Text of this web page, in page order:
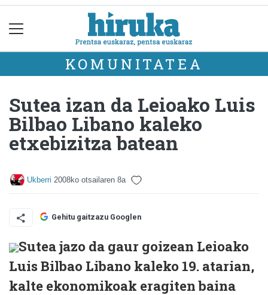
KOMUNITATEA
Sutea izan da Leioako Luis
Bilbao Libano kaleko
etxebizitza batean
Ukberri 2008ko otsailaren 8a
Gehitu gaitzazu Googlen
Sutea jazo da gaur goizean Leioako
Luis Bilbao Libano kaleko 19. atarian,
kalte ekonomikoak eragiten baina